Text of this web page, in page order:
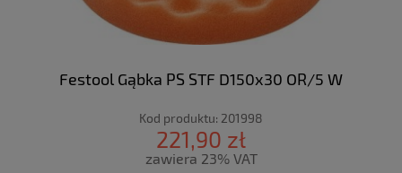
Festool Gąbka PS STF D150x30 OR/5 W
Kod produktu: 201998
221,90 zł
zawiera 23% VAT